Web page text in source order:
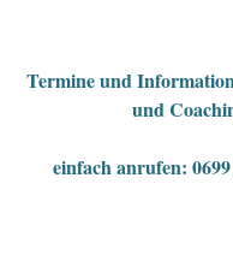
Termine und
und
einfach anrufen: